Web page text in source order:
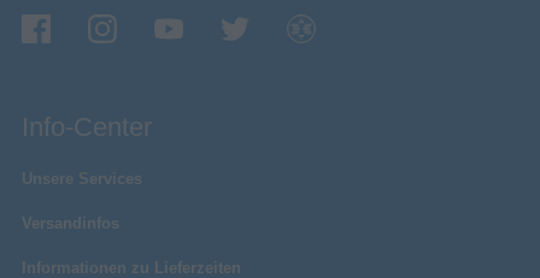
Info-Center
Unsere Services
Versandinfos
Informationen zu Lieferzeiten